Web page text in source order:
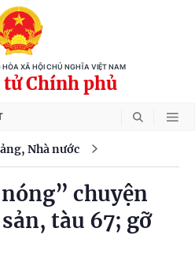
XÃ HỘI CHỦ NGHĨA VIỆT NAM
Chính phủ
Nhà nước
chuyện
tàu 67; gỡ